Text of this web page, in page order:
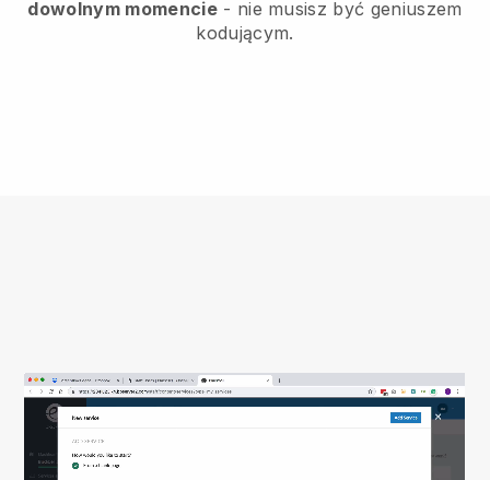
dowolnym momencie- nie musisz być geniuszem
kodującym.